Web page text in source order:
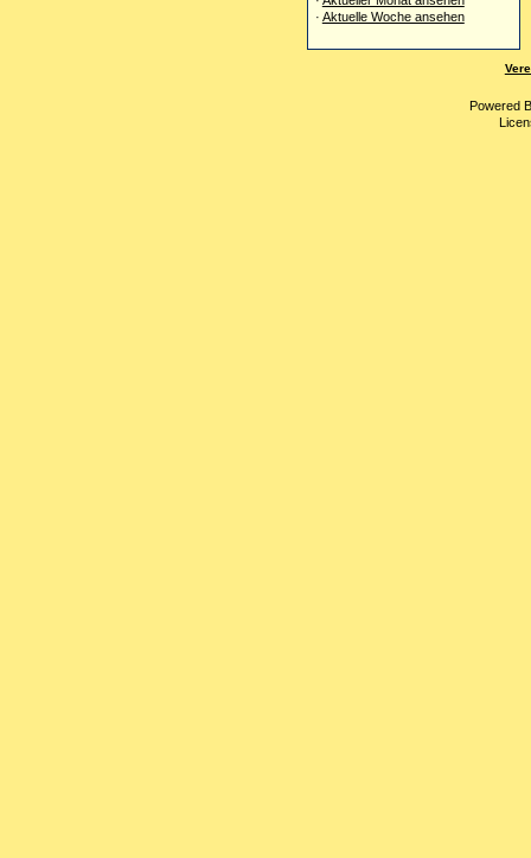
· Aktuelle Woche ansehen
Powered